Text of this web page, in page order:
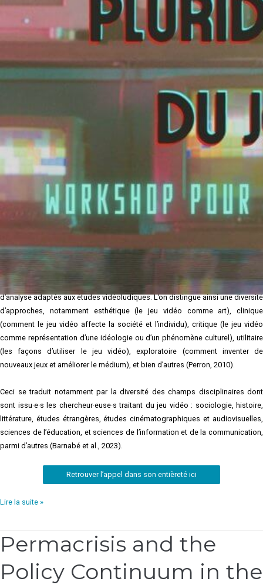
pluridisciplinaire du jeu vidéo :
workshop pour jeunes
DATE LIMITE DE SOUMISSION : 1ER MARS 2026
L’histoire de la recherche autour du jeu (vidéo) témoigne de sa nature
pluridisciplinaire (Meunier, 2017 ; Rueff, 2008 ; Zabban, 2012). Cette recherche
se caractérisait par un paradigme ontologique dans ses débuts, avec
notamment les écrits cherchant à définir l’activité ludique (Huizinga, 1938 ;
Caillois, 1967 ; Henriot, 1969) ou les premiers écrits de concepteurs de jeux
vidéo (Crawford, 1982) et de chercheurs en game studies qui visaient à définir
le jeu vidéo à travers sa structure, ses composants et ses configurations
(Aarseth, 1997 ; Murray, 1998).
méthodologique : l’intérêt n’est plus de définir mais d’analyser sous différents
angles. Il s’agit dès lors d’étudier le phénomène sous différentes
perspectives, notamment en empruntant à d’autres disciplines des outils
d’analyse adaptés aux études vidéoludiques. L’on distingue ainsi une diversité
d’approches, notamment esthétique (le jeu vidéo comme art), clinique
(comment le jeu vidéo affecte la société et l’individu), critique (le jeu vidéo
comme représentation d’une idéologie ou d’un phénomène culturel), utilitaire
(les façons d’utiliser le jeu vidéo), exploratoire (comment inventer de
nouveaux jeux et améliorer le médium), et bien d’autres (Perron, 2010).
Ceci se traduit notamment par la diversité des champs disciplinaires dont
sont issu·e·s les chercheur·euse·s traitant du jeu vidéo : sociologie, histoire,
littérature, études étrangères, études cinématographiques et audiovisuelles,
sciences de l’éducation, et sciences de l’information et de la communication,
parmi d’autres (Barnabé et al., 2023).
Retrouver l’appel dans son entièreté ici
Lire la suite »
Permacrisis and the
Policy Continuum in the
Permacrisis
and
the
Policy